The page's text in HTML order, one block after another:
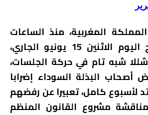
المغربية، منذ الساعات
الأولى من صباح اليوم الاثنين 15 يونيو الجاري،
شبه تام في حركة الجلسات،
أصحاب البذلة السوداء إضرابا
لأسبوع كامل، تعبيرا عن رفضهم
مشروع القانون المنظم